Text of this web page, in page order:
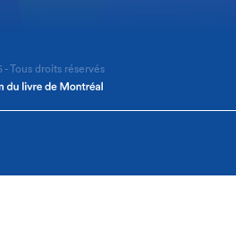
Tous droits réservés